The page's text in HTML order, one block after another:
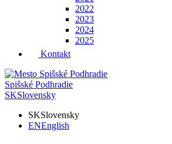
2022
2023
2024
2025
Kontakt
Spišské Podhradie
SKSlovensky
SKSlovensky
ENEnglish